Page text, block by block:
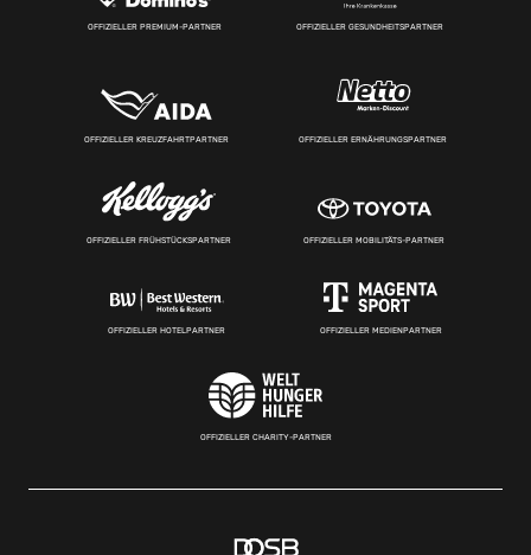
OFFIZIELLER PREMIUM-PARTNER OFFIZIELLER GESUNDHEITSPARTNER
OFFIZIELLER KREUZFAHRTPARTNER OFFIZIELLER ERNÄHRUNGSPARTNER
OFFIZIELLER FRÜHSTÜCKSPARTNER OFFIZIELLER MOBILITÄTS-PARTNER
OFFIZIELLER HOTELPARTNER OFFIZIELLER MEDIENPARTNER
OFFIZIELLER CHARITY-PARTNER